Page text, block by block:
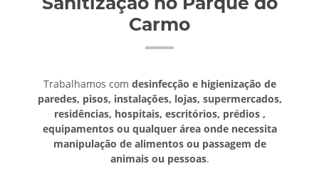
Carmo
Trabalhamos com desinfecção e higienização de
paredes, pisos, instalações, lojas, supermercados,
residências, hospitais, escritórios, prédios ,
equipamentos ou qualquer área onde necessita
manipulação de alimentos ou passagem de
animais ou pessoas.